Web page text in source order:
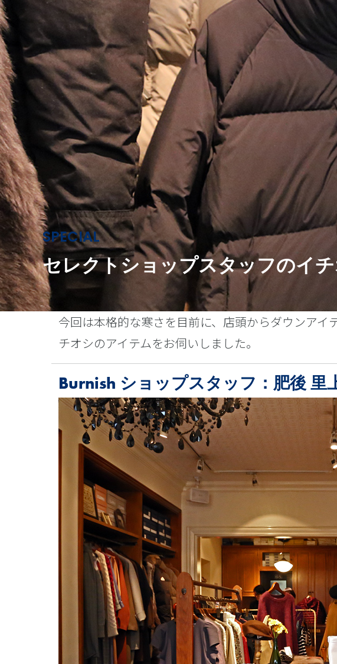
SPECIAL
セレクトショップスタッフのイ
今回は本格的な寒さを目前に、店頭からダウンア
チオシのアイテムをお伺いしました。
Burnish ショップスタッフ：肥後 里